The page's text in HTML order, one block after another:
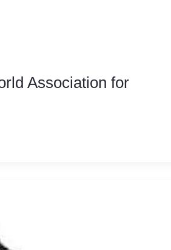
Association for